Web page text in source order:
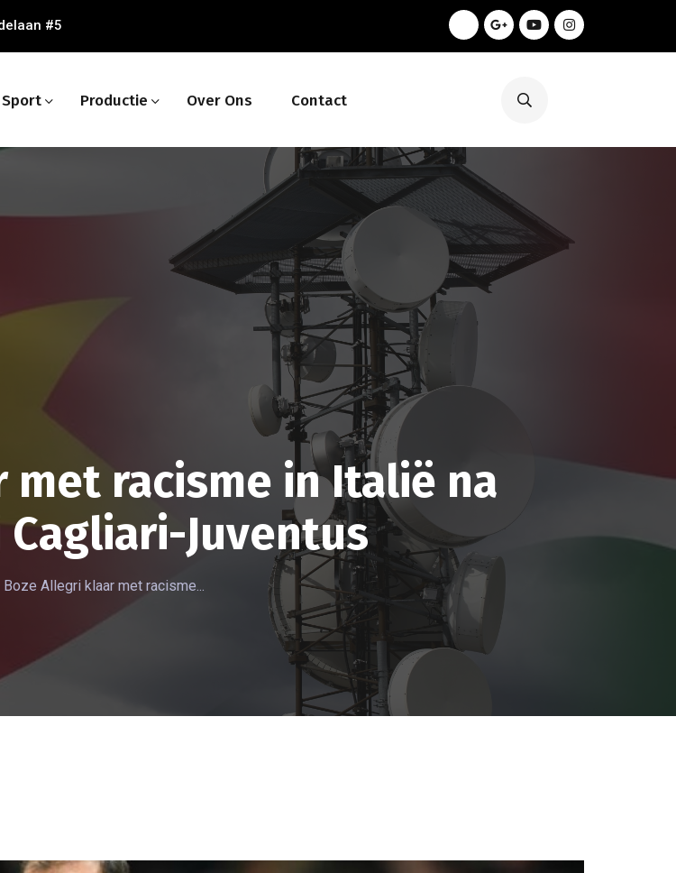
#5
Sport Productie Over Ons Contact
met racisme in Italië na
Juventus
Boze Allegri klaar met racisme...